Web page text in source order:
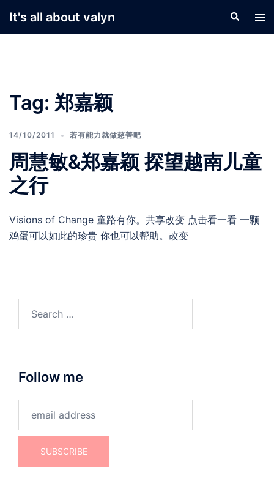
It's all about valyn Search
Tag: 郑嘉颖
14/10/2011 若有能力就做慈善吧
周慧敏&郑嘉颖 探望越南儿童
之行
Visions of Change 童路有你。共享改变 点击看一看 一颗
鸡蛋可以如此的珍贵 你也可以帮助。改变
Follow me